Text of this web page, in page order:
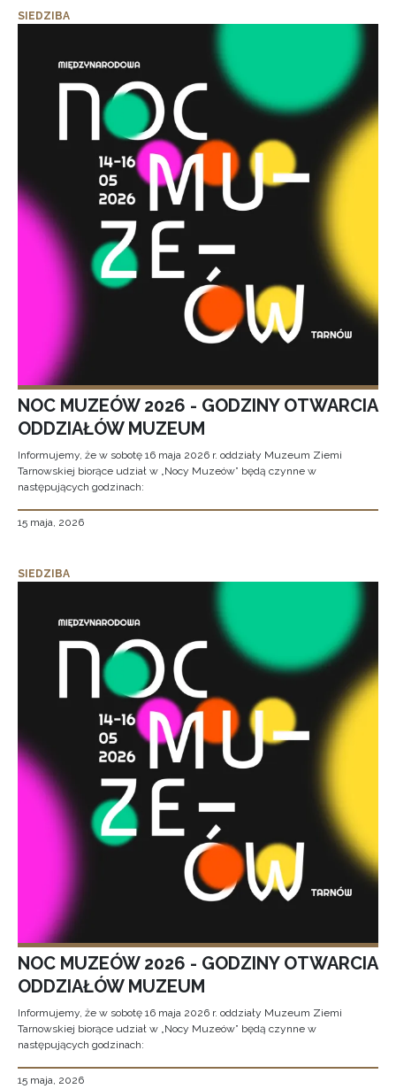
SIEDZIBA
NOC MUZEÓW 2026 - GODZINY OTWARCIA
ODDZIAŁÓW MUZEUM
Informujemy, że w sobotę 16 maja 2026 r. oddziały Muzeum Ziemi
Tarnowskiej biorące udział w „Nocy Muzeów” będą czynne w
następujących godzinach:
15 maja, 2026
SIEDZIBA
NOC MUZEÓW 2026 - GODZINY OTWARCIA
ODDZIAŁÓW MUZEUM
Informujemy, że w sobotę 16 maja 2026 r. oddziały Muzeum Ziemi
Tarnowskiej biorące udział w „Nocy Muzeów” będą czynne w
następujących godzinach:
15 maja, 2026